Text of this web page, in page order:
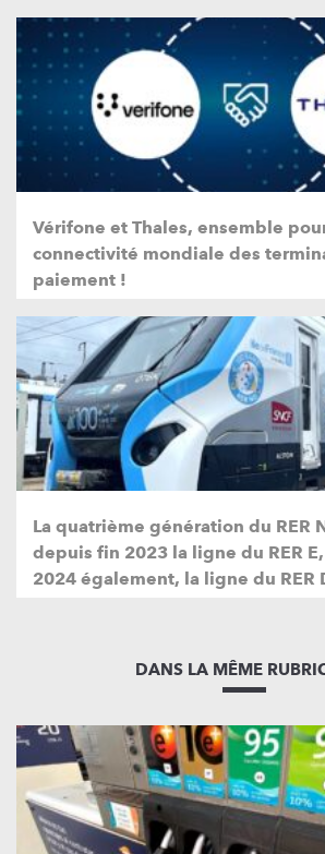
Vérifone et Thales, ensemble
connectivité mondiale des
paiement !
La quatrième génération du RER
depuis fin 2023 la ligne du RER
2024 également, la ligne du RER
DANS LA MÊME